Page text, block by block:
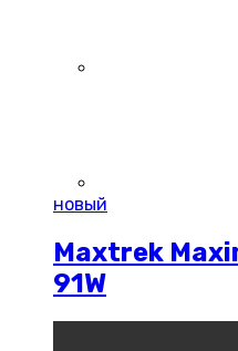
новый
Maxtrek
91W